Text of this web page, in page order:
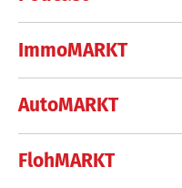
ImmoMARKT
AutoMARKT
FlohMARKT